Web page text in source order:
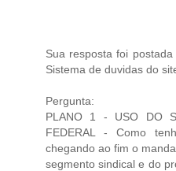
Sua resposta foi
Sistema de duvidas do
Pergunta:
PLANO 1 - USO DO
FEDERAL - Como
chegando ao fim o
segmento sindical e do